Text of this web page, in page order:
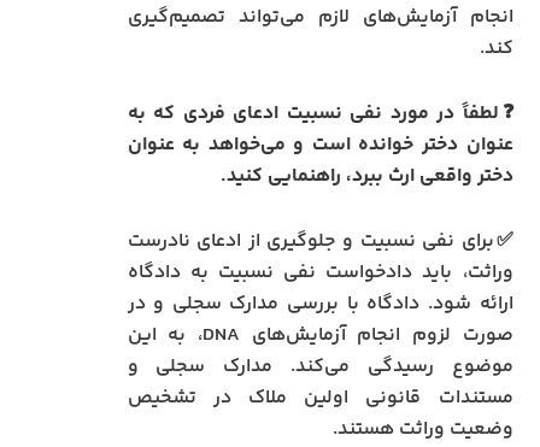
انجام آزمایش‌های لازم می‌تواند تصمیم‌گیری
کند.
❓لطفاً در مورد نفی نسبیت ادعای فردی که به
عنوان دختر خوانده است و می‌خواهد به عنوان
دختر واقعی ارث ببرد، راهنمایی کنید.
✅برای نفی نسبیت و جلوگیری از ادعای نادرست
وراثت، باید دادخواست نفی نسبیت به دادگاه
ارائه شود. دادگاه با بررسی مدارک سجلی و در
صورت لزوم انجام آزمایش‌های DNA، به این
موضوع رسیدگی می‌کند. مدارک سجلی و
مستندات قانونی اولین ملاک در تشخیص
وضعیت وراثت هستند.